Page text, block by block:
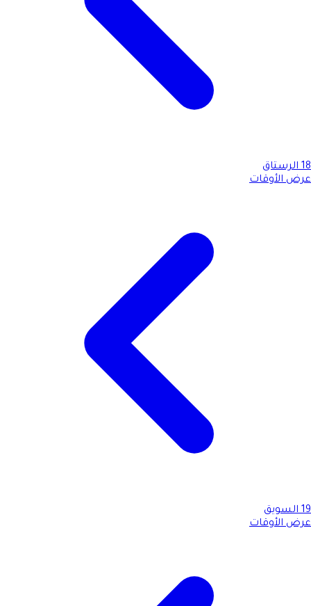
18 الرستاق
عرض الأوقات
19 السويق
عرض الأوقات